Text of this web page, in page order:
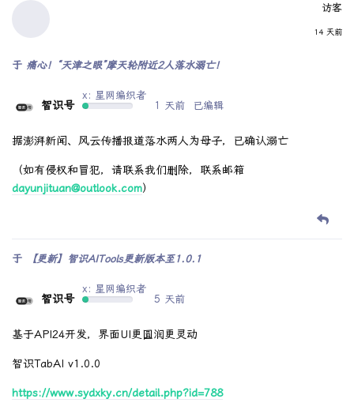
访客
14 天前
于 痛心！“天津之眼”摩天轮附近2人落水溺亡！
智识号
x: 星网编织者
1 天前
已编辑
据澎湃新闻、风云传播报道落水两人为母子，已确认溺亡
（如有侵权和冒犯，请联系我们删除，联系邮箱
dayunjituan@outlook.com）
于 【更新】智识AITools更新版本至1.0.1
智识号
x: 星网编织者
5 天前
基于API24开发，界面UI更圆润更灵动
智识TabAI v1.0.0
https://www.sydxky.cn/detail.php?id=788